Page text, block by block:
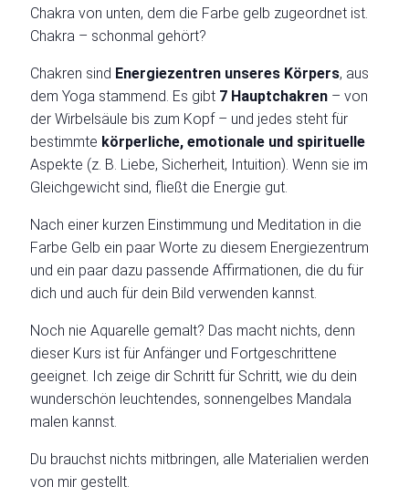
Chakra von unten, dem die Farbe gelb zugeordnet ist.
Chakra – schonmal gehört?
Chakren sind Energiezentren unseres Körpers, aus
dem Yoga stammend. Es gibt 7 Hauptchakren – von
der Wirbelsäule bis zum Kopf – und jedes steht für
bestimmte körperliche, emotionale und spirituelle
Aspekte (z. B. Liebe, Sicherheit, Intuition). Wenn sie im
Gleichgewicht sind, fließt die Energie gut.
Nach einer kurzen Einstimmung und Meditation in die
Farbe Gelb ein paar Worte zu diesem Energiezentrum
und ein paar dazu passende Affirmationen, die du für
dich und auch für dein Bild verwenden kannst.
Noch nie Aquarelle gemalt? Das macht nichts, denn
dieser Kurs ist für Anfänger und Fortgeschrittene
geeignet. Ich zeige dir Schritt für Schritt, wie du dein
wunderschön leuchtendes, sonnengelbes Mandala
malen kannst.
Du brauchst nichts mitbringen, alle Materialien werden
von mir gestellt.